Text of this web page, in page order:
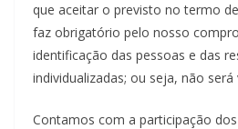
que aceitar o previsto no termo
faz obrigatório pelo nosso
identificação das pessoas e das
individualizadas; ou seja, não
Contamos com a participação